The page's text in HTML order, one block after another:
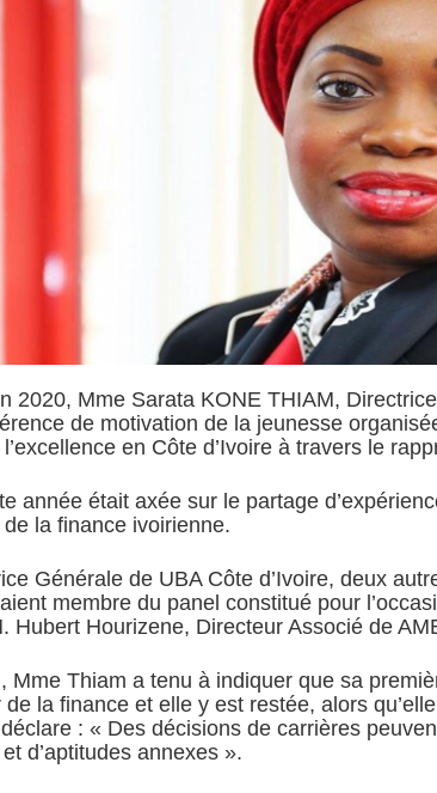
2020, Mme Sarata KONE THIAM,
de motivation de la jeunesse
en Côte d’Ivoire à travers le
année était axée sur le partage
la finance ivoirienne.
Générale de UBA Côte d’Ivoire, deux
membre du panel constitué pour
Hubert Hourizene, Directeur Associé de
Mme Thiam a tenu à indiquer que sa
la finance et elle y est restée, alors
: « Des décisions de carrières
d’aptitudes annexes ».